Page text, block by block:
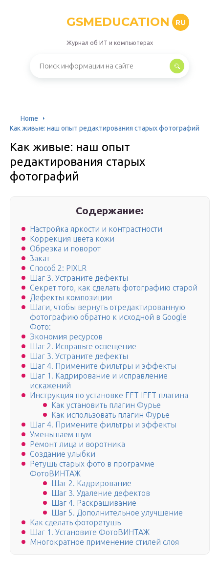
GSMEDUCATION RU
Журнал об ИТ и компьютерах
Home
Как живые: наш опыт редактирования старых фотографий
Как живые: наш опыт
редактирования старых
фотографий
Содержание:
Настройка яркости и контрастности
Коррекция цвета кожи
Обрезка и поворот
Закат
Способ 2: PIXLR
Шаг 3. Устраните дефекты
Секрет того, как сделать фотографию старой
Дефекты композиции
Шаги, чтобы вернуть отредактированную
фотографию обратно к исходной в Google
Фото:
Экономия ресурсов
Шаг 2. Исправьте освещение
Шаг 3. Устраните дефекты
Шаг 4. Примените фильтры и эффекты
Шаг 1. Кадрирование и исправление
искажений
Инструкция по установке FFT IFFT плагина
Как установить плагин Фурье
Как использовать плагин Фурье
Шаг 4. Примените фильтры и эффекты
Уменьшаем шум
Ремонт лица и воротника
Создание улыбки
Ретушь старых фото в программе
ФотоВИНТАЖ
Шаг 2. Кадрирование
Шаг 3. Удаление дефектов
Шаг 4. Раскрашивание
Шаг 5. Дополнительное улучшение
Как сделать фоторетушь
Шаг 1. Установите ФотоВИНТАЖ
Многократное применение стилей слоя